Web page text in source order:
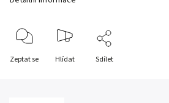
Zeptat se Hlídat Sdílet